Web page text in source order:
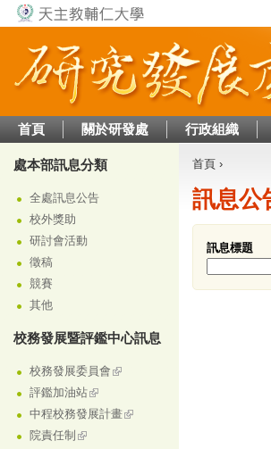
首頁 關於研發處 行政組織
處本部訊息分類
全處訊息公告
校外獎助
研討會活動
徵稿
競賽
其他
校務發展暨評鑑中心訊息
校務發展委員會
評鑑加油站
中程校務發展計畫
院責任制
您在這裡
首頁 ›
訊息公
訊息標題